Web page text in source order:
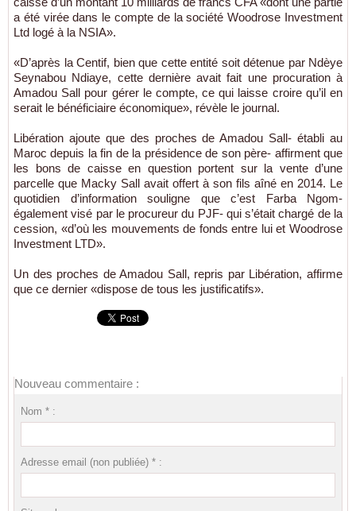
a été virée dans le compte de la société Woodrose Investment
Ltd logé à la NSIA».
«D’après la Centif, bien que cette entité soit détenue par Ndèye
Seynabou Ndiaye, cette dernière avait fait une procuration à
Amadou Sall pour gérer le compte, ce qui laisse croire qu’il en
serait le bénéficiaire économique», révèle le journal.
Libération ajoute que des proches de Amadou Sall- établi au
Maroc depuis la fin de la présidence de son père- affirment que
les bons de caisse en question portent sur la vente d’une
parcelle que Macky Sall avait offert à son fils aîné en 2014. Le
quotidien d’information souligne que c’est Farba Ngom-
également visé par le procureur du PJF- qui s’était chargé de la
cession, «d’où les mouvements de fonds entre lui et Woodrose
Investment LTD».
Un des proches de Amadou Sall, repris par Libération, affirme
que ce dernier «dispose de tous les justificatifs».
Nouveau commentaire :
Nom * :
Adresse email (non publiée) * :